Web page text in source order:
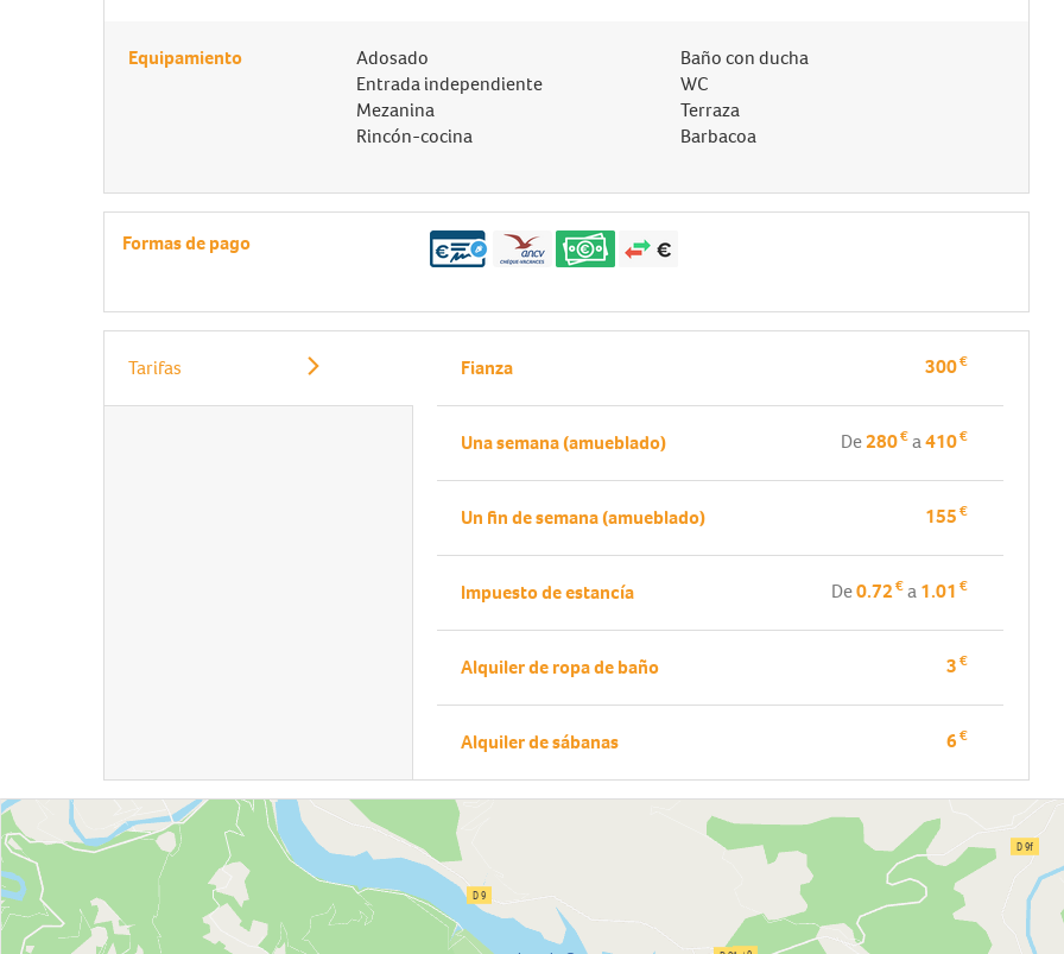
Equipamiento
Adosado
Entrada independiente
Mezanina
Rincón-cocina
Baño con ducha
WC
Terraza
Barbacoa
Formas de pago
Tarifas Fianza 300€
Una semana (amueblado) De280€a410€
Un fin de semana (amueblado) 155€
Impuesto de estancía De0.72€a1.01 €
Alquiler de ropa de baño 3€
Alquiler de sábanas 6€